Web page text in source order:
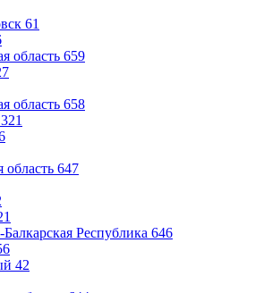
61
область 659
область 658
321
область 647
Республика 646
42